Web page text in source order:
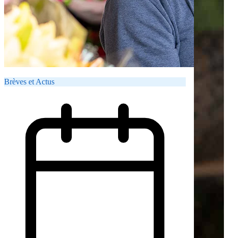
Brèves et Actus